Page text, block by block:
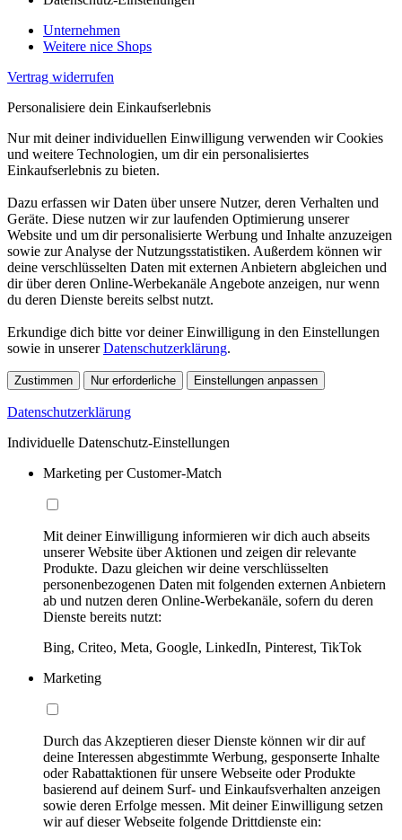
Unternehmen
Weitere nice Shops
Vertrag widerrufen
Personalisiere dein Einkaufserlebnis
Nur mit deiner individuellen Einwilligung verwenden wir Cookies
und weitere Technologien, um dir ein personalisiertes
Einkaufserlebnis zu bieten.
Dazu erfassen wir Daten über unsere Nutzer, deren Verhalten und
Geräte. Diese nutzen wir zur laufenden Optimierung unserer
Website und um dir personalisierte Werbung und Inhalte anzuzeigen
sowie zur Analyse der Nutzungsstatistiken. Außerdem können wir
deine verschlüsselten Daten mit externen Anbietern abgleichen und
dir über deren Online-Werbekanäle Angebote anzeigen, nur wenn
du deren Dienste bereits selbst nutzt.
Erkundige dich bitte vor deiner Einwilligung in den Einstellungen
sowie in unsererDatenschutzerklärung.
Zustimmen Nur erforderliche Einstellungen anpassen
Datenschutzerklärung
Individuelle Datenschutz-Einstellungen
Marketing per Customer-Match
Mit deiner Einwilligung informieren wir dich auch abseits
unserer Website über Aktionen und zeigen dir relevante
Produkte. Dazu gleichen wir deine verschlüsselten
personenbezogenen Daten mit folgenden externen Anbietern
ab und nutzen deren Online-Werbekanäle, sofern du deren
Dienste bereits nutzt:
Bing, Criteo, Meta, Google, LinkedIn, Pinterest, TikTok
Marketing
Durch das Akzeptieren dieser Dienste können wir dir auf
deine Interessen abgestimmte Werbung, gesponserte Inhalte
oder Rabattaktionen für unsere Webseite oder Produkte
basierend auf deinem Surf- und Einkaufsverhalten anzeigen
sowie deren Erfolge messen. Mit deiner Einwilligung setzen
wir auf dieser Webseite folgende Drittdienste ein: